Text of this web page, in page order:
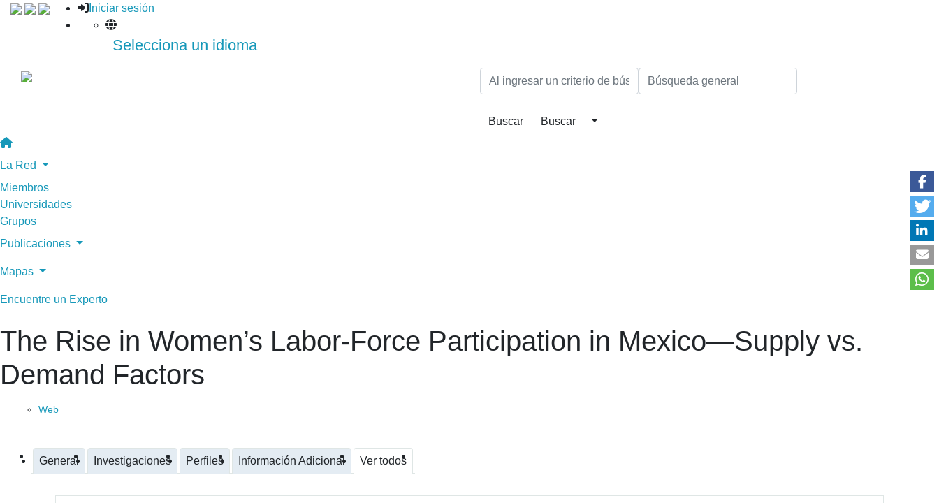
Iniciar sesión
Selecciona un idioma
La Red
Miembros
Universidades
Grupos
Publicaciones
Mapas
Encuentre un Experto
The Rise in Women’s Labor-Force Participation in Mexico—Supply vs.
Demand Factors
Web
General Investigaciones Perfiles Información Adicional Ver todos